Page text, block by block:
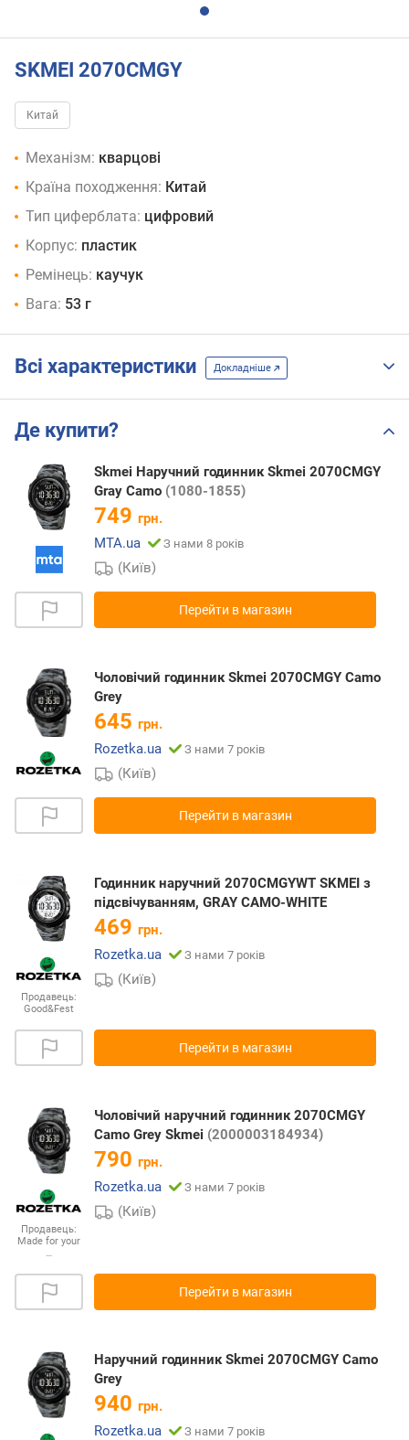
SKMEI 2070CMGY
Китай
Механізм: кварцові
Країна походження: Китай
Тип циферблата: цифровий
Корпус: пластик
Ремінець: каучук
Вага: 53 г
Всі характеристики Докладніше
Де купити?
Skmei Наручний годинник Skmei 2070CMGY
Gray Camo (1080-1855)
749 грн.
MTA.ua
З нами 8 років
(Київ)
Перейти в магазин
Чоловічий годинник Skmei 2070CMGY Camo
Grey
645 грн.
Rozetka.ua
З нами 7 років
(Київ)
Перейти в магазин
Продавець:
Good&Fest
Годинник наручний 2070CMGYWT SKMEI з
підсвічуванням, GRAY CAMO-WHITE
469 грн.
Rozetka.ua
З нами 7 років
(Київ)
Перейти в магазин
Продавець:
Made for your
…
Чоловічий наручний годинник 2070CMGY
Camo Grey Skmei (2000003184934)
790 грн.
Rozetka.ua
З нами 7 років
(Київ)
Перейти в магазин
Наручний годинник Skmei 2070CMGY Camo
Grey
940 грн.
Rozetka.ua
З нами 7 років